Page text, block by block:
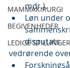
MAMMAKIRURGI
BEGIVENHEDER
LEDIGE STILLINGER
mdr.).
Løn under
disputats
vedrørende